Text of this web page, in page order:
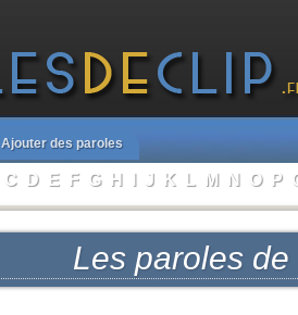
Ajouter des paroles
C D E F G H I J K L M N O P
Les paroles de